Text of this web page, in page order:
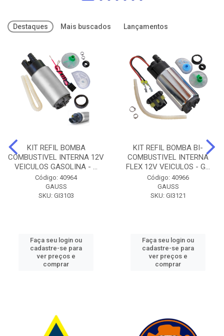
Destaques Mais buscados Lançamentos
KIT REFIL BOMBA
COMBUSTIVEL INTERNA 12V
VEICULOS GASOLINA - ...
Código: 40964
GAUSS
SKU: GI3103
Faça seu login ou
cadastre-se para
ver preços e
comprar
KIT REFIL BOMBA BI-
COMBUSTIVEL INTERNA
FLEX 12V VEICULOS - G...
Código: 40966
GAUSS
SKU: GI3121
Faça seu login ou
cadastre-se para
ver preços e
comprar